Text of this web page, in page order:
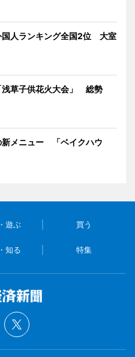
国人ランキング全国2位 大室
浅草子供花火大会」 総勢
新メニュー 「ベイクハウ
遊ぶ 買う
知る 特集